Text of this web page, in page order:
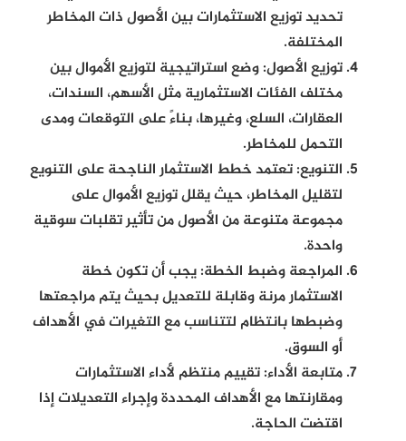
تحديد توزيع الاستثمارات بين الأصول ذات المخاطر
المختلفة.
توزيع الأصول:وضع استراتيجية لتوزيع الأموال بين
مختلف الفئات الاستثمارية مثل الأسهم، السندات،
العقارات، السلع، وغيرها، بناءً على التوقعات ومدى
التحمل للمخاطر.
التنويع:تعتمد خطط الاستثمار الناجحة على التنويع
لتقليل المخاطر، حيث يقلل توزيع الأموال على
مجموعة متنوعة من الأصول من تأثير تقلبات سوقية
واحدة.
المراجعة وضبط الخطة:يجب أن تكون خطة
الاستثمار مرنة وقابلة للتعديل بحيث يتم مراجعتها
وضبطها بانتظام لتتناسب مع التغيرات في الأهداف
أو السوق.
متابعة الأداء:تقييم منتظم لأداء الاستثمارات
ومقارنتها مع الأهداف المحددة وإجراء التعديلات إذا
اقتضت الحاجة.